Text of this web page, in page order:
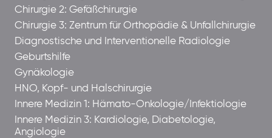
Chirurgie 2: Gefäßchirurgie
Chirurgie 3: Zentrum für Orthopädie & Unfallchirurgie
Diagnostische und Interventionelle Radiologie
Geburtshilfe
Gynäkologie
HNO, Kopf- und Halschirurgie
Innere Medizin 1: Hämato-Onkologie/Infektiologie
Innere Medizin 3: Kardiologie, Diabetologie,
Angiologie